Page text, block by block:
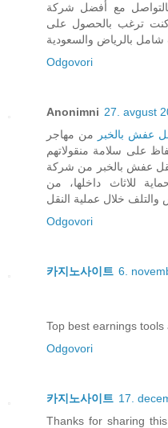
مع أفضل شركة
كنت ترغب بالحصول على
Odgovori
Anonimni 27. avgust
عفش بالخبر
من مهاجر
على سلامة منقولاتهم
نقل عفش بالخبر من شركة
للاثاث داخلها، من
Odgovori
카지노사이트 6.
Top best earnings
Odgovori
카지노사이트 17.
Thanks for sharing